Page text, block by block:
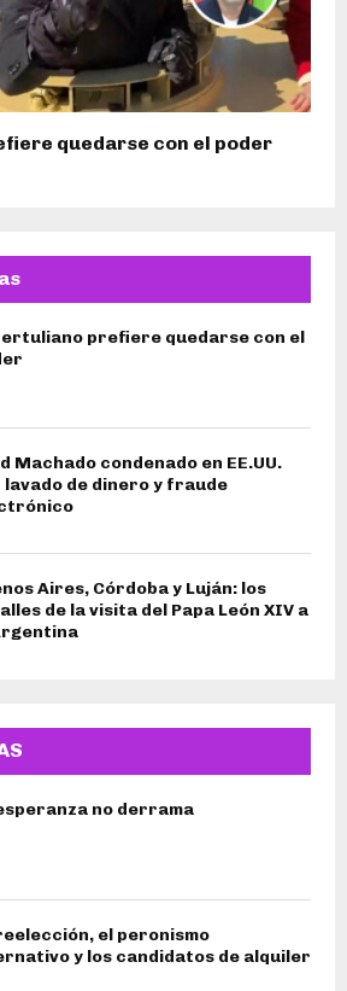
quedarse con el poder
prefiere quedarse con el
Machado condenado en EE.UU.
lavado de dinero y fraude
Aires, Córdoba y Luján: los
de la visita del Papa León XIV a
no derrama
el peronismo
y los candidatos de alquiler